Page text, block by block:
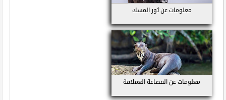
معلومات عن ثور المسك
معلومات عن القضاعة العملاقة